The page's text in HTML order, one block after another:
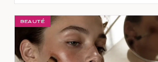
BEAUTÉ